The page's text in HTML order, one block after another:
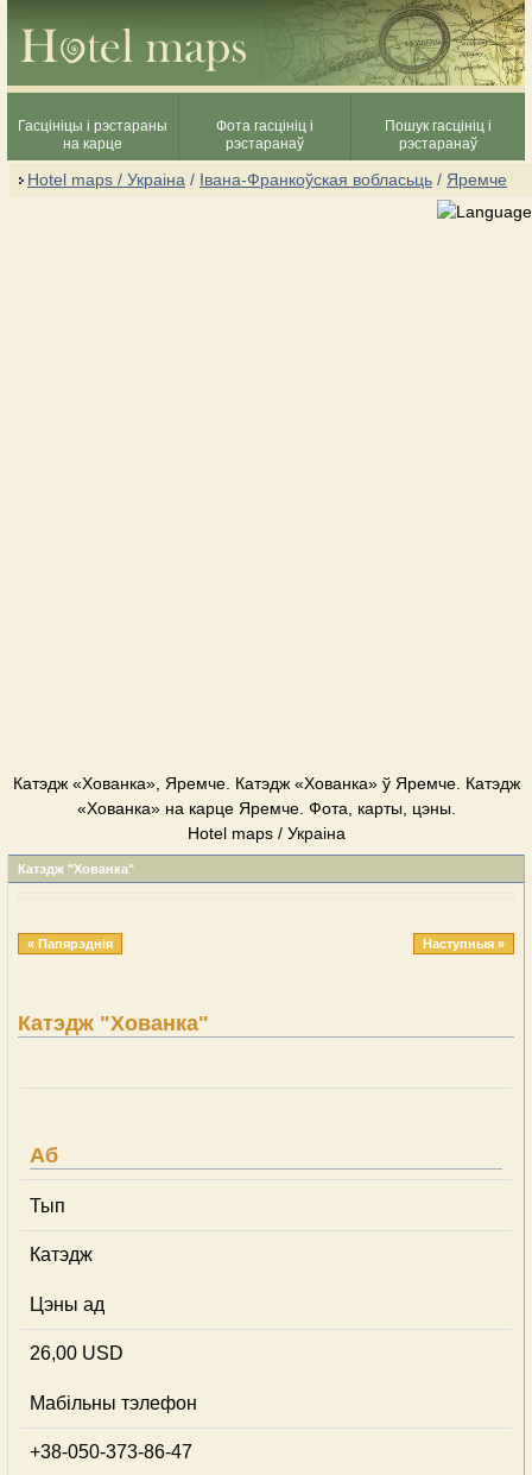
Гасцініцы і рэстараны
на карце
Фота гасцініц і
рэстаранаў
Пошук гасцініц і
рэстаранаў
Hotel maps / Украіна / Івана-Франкоўская вобласьць / Яремче
Катэдж «Хованка», Яремче. Катэдж «Хованка» ў Яремче. Катэдж
«Хованка» на карце Яремче. Фота, карты, цэны.
Hotel maps / Украіна
Катэдж "Хованка"
« Папярэднія Наступныя »
Катэдж "Хованка"
Аб
Тып
Катэдж
Цэны ад
26,00 USD
Мабільны тэлефон
+38-050-373-86-47